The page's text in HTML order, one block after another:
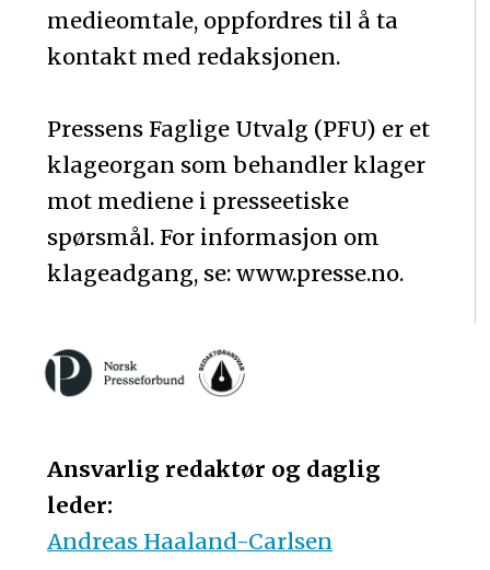
medieomtale, oppfordres til å ta
kontakt med redaksjonen.
Pressens Faglige Utvalg (PFU) er et
klageorgan som behandler klager
mot mediene i presseetiske
spørsmål. For informasjon om
klageadgang, se: www.presse.no.
Ansvarlig redaktør og daglig
leder:
Andreas Haaland-Carlsen